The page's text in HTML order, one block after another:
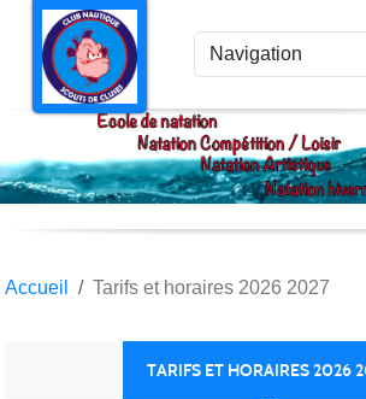
Accueil Tarifs et horaires 2026 2027
TARIFS ET HORAIRES 2026
Panneau de gestion des cookies